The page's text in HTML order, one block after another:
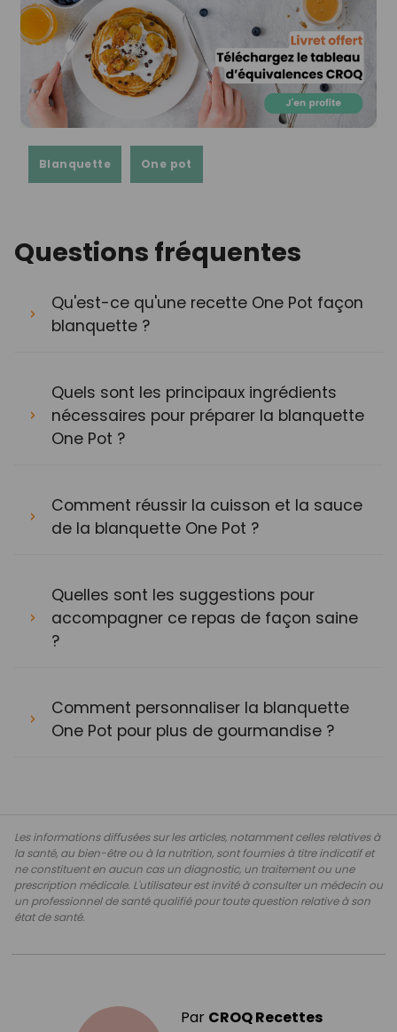
Blanquette One pot
Questions fréquentes
Qu'est-ce qu'une recette One Pot façon
blanquette ?
Quels sont les principaux ingrédients
nécessaires pour préparer la blanquette
One Pot ?
Comment réussir la cuisson et la sauce
de la blanquette One Pot ?
Quelles sont les suggestions pour
accompagner ce repas de façon saine
?
Comment personnaliser la blanquette
One Pot pour plus de gourmandise ?
Les informations diffusées sur les articles, notamment celles relatives à
la santé, au bien-être ou à la nutrition, sont fournies à titre indicatif et
ne constituent en aucun cas un diagnostic, un traitement ou une
prescription médicale. L'utilisateur est invité à consulter un médecin ou
un professionnel de santé qualifié pour toute question relative à son
état de santé.
Par CROQ Recettes